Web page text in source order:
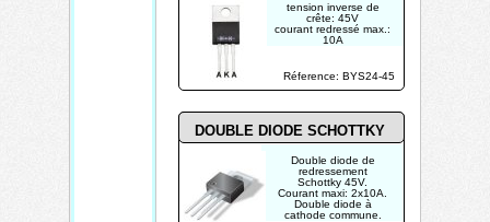
Réference: BYS24-45
tension inverse de
crête: 45V
courant redressé max.:
10A
courant inverse max.
(25°C): -
tension directe max.:
Double diode de
redressement
Schottky 45V.
Courant maxi: 2x10A.
Double diode à
cathode commune.
DOUBLE DIODE SCHOTTKY